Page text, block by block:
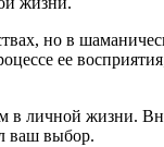
но в
ее
личной жизни.
ваш выбор.